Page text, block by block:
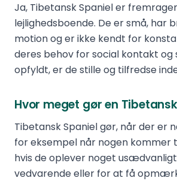
Ja, Tibetansk Spaniel er
lejlighedsboende. De er små, har
motion og er ikke kendt for
deres behov for social kontakt og
opfyldt, er de stille og tilfredse
Hvor meget gør en
Tibetansk Spaniel gør, når der er
for eksempel når nogen kommer
hvis de oplever noget
vedvarende eller for at få